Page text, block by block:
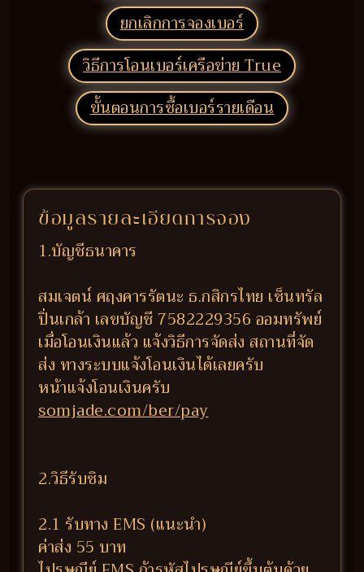
ยกเลิกการจองเบอร์
วิธีการโอนเบอร์เครือข่าย True
ขั้นตอนการซื้อเบอร์รายเดือน
ข้อมูลรายละเอียดการจอง
1.บัญชีธนาคาร
สมเจตน์ ศฤงคารรัตนะ ธ.กสิกรไทย เซ็นทรัล
ปิ่นเกล้า เลขบัญชี 7582229356 ออมทรัพย์
เมื่อโอนเงินแล้ว แจ้งวิธีการจัดส่ง สถานที่จัด
ส่ง ทางระบบแจ้งโอนเงินได้เลยครับ
หน้าแจ้งโอนเงินครับ
somjade.com/ber/pay
2.วิธีรับซิม
2.1 รับทาง EMS (แนะนำ)
ค่าส่ง 55 บาท